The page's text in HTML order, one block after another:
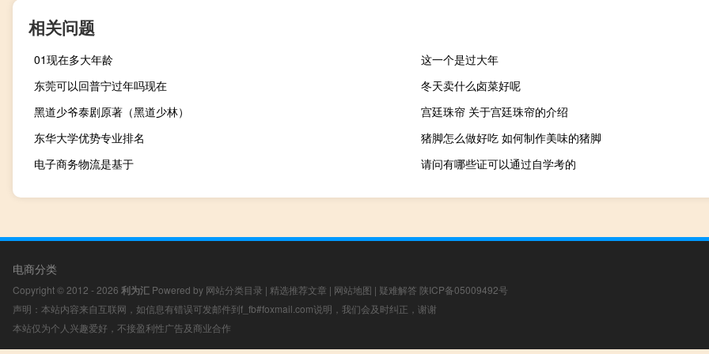
相关问题
01现在多大年龄
这一个是过大年
东莞可以回普宁过年吗现在
冬天卖什么卤菜好呢
黑道少爷泰剧原著（黑道少林）
宫廷珠帘 关于宫廷珠帘的介绍
东华大学优势专业排名
猪脚怎么做好吃 如何制作美味的猪脚
电子商务物流是基于
请问有哪些证可以通过自学考的
电商分类
Copyright © 2012 - 2026 利为汇 Powered by 网站分类目录 | 精选推荐文章 | 网站地图 | 疑难解答 陕ICP备05009492号
声明：本站内容来自互联网，如信息有错误可发邮件到f_fb#foxmail.com说明，我们会及时纠正，谢谢
本站仅为个人兴趣爱好，不接盈利性广告及商业合作